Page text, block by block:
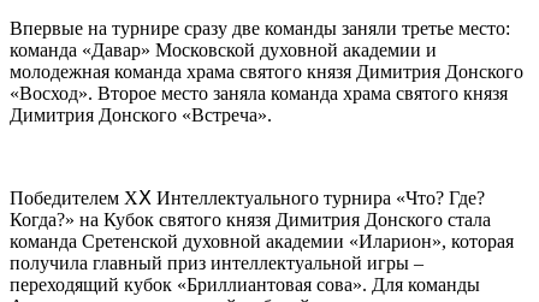
Впервые на турнире сразу две команды заняли третье место:
команда «Давар» Московской духовной академии и
молодежная команда храма святого князя Димитрия Донского
«Восход». Второе место заняла команда храма святого князя
Димитрия Донского «Встреча».
Победителем XⅩ Интеллектуального турнира «Что? Где?
Когда?» на Кубок святого князя Димитрия Донского стала
команда Сретенской духовной академии «Иларион», которая
получила главный приз интеллектуальной игры –
переходящий кубок «Бриллиантовая сова». Для команды